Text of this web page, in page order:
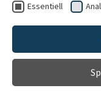
Willkommen
Über uns
Für Patienten
Unsere
Essentiell